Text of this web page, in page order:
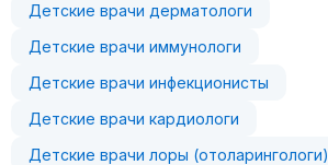
Детские врачи дерматологи
Детские врачи иммунологи
Детские врачи инфекционисты
Детские врачи кардиологи
Детские врачи лоры (отоларингологи)